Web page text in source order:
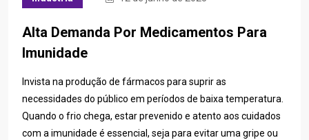
Alta Demanda Por Medicamentos Para
Imunidade
Invista na produção de fármacos para suprir as
necessidades do público em períodos de baixa temperatura.
Quando o frio chega, estar prevenido e atento aos cuidados
com a imunidade é essencial, seja para evitar uma gripe ou